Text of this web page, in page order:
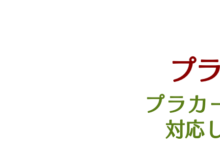
プ
プラカ
対応